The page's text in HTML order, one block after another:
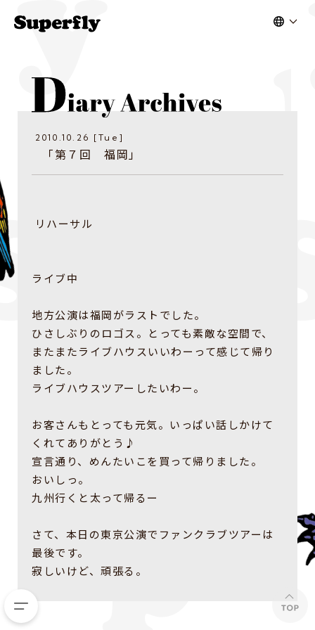
2010.10.26 [Tue]
「第７回 福岡」
リハーサル
ライブ中
地方公演は福岡がラストでした。
ひさしぶりのロゴス。とっても素敵な空間で、
またまたライブハウスいいわーって感じて帰り
ました。
ライブハウスツアーしたいわー。
お客さんもとっても元気。いっぱい話しかけて
くれてありがとう♪
宣言通り、めんたいこを買って帰りました。
おいしっ。
九州行くと太って帰るー
さて、本日の東京公演でファンクラブツアーは
最後です。
寂しいけど、頑張る。